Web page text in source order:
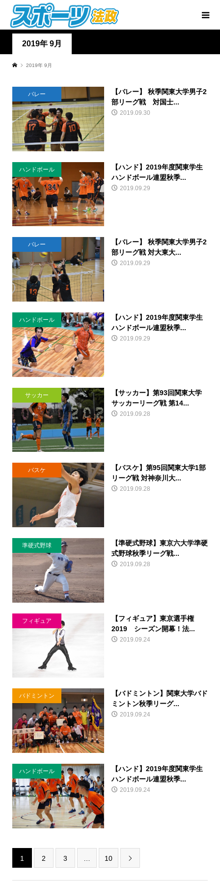
2019年 9月
2019年 9月
バレー
【バレー】 秋季関東大学男子2
部リーグ戦 対国士...
2019.09.30
ハンドボール
【ハンド】2019年度関東学生
ハンドボール連盟秋季...
2019.09.29
バレー
【バレー】 秋季関東大学男子2
部リーグ戦 対大東大...
2019.09.29
ハンドボール
【ハンド】2019年度関東学生
ハンドボール連盟秋季...
2019.09.29
サッカー
【サッカー】第93回関東大学
サッカーリーグ戦 第14...
2019.09.28
バスケ
【バスケ】第95回関東大学1部
リーグ戦 対神奈川大...
2019.09.28
準硬式野球
【準硬式野球】東京六大学準硬
式野球秋季リーグ戦...
2019.09.28
フィギュア
【フィギュア】東京選手権
2019 シーズン開幕！法...
2019.09.24
バドミントン
【バドミントン】関東大学バド
ミントン秋季リーグ...
2019.09.24
ハンドボール
【ハンド】2019年度関東学生
ハンドボール連盟秋季...
2019.09.24
1 2 3 10 